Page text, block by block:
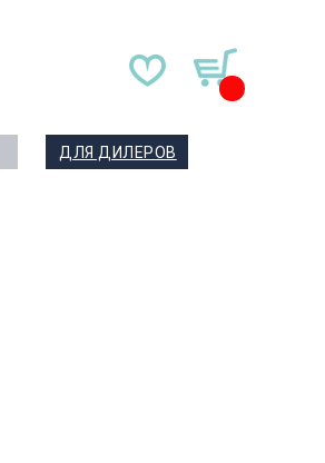
ДЛЯ ДИЛЕРОВ